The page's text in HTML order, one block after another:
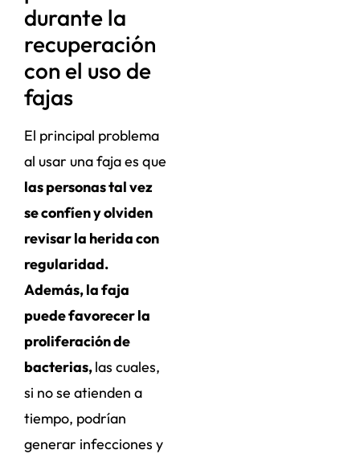
durante la
recuperación
con el uso de
fajas
El principal problema
al usar una faja es que
las personas tal vez
se confíen y olviden
revisar la herida con
regularidad.
Además, la faja
puede favorecer la
proliferación de
bacterias,las cuales,
si no se atienden a
tiempo, podrían
generar infecciones y